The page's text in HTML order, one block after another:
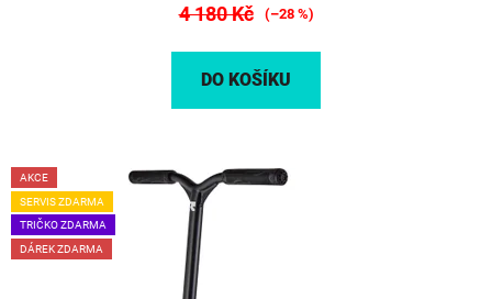
4 180 Kč (–28 %)
DO KOŠÍKU
AKCE
SERVIS ZDARMA
TRIČKO ZDARMA
DÁREK ZDARMA